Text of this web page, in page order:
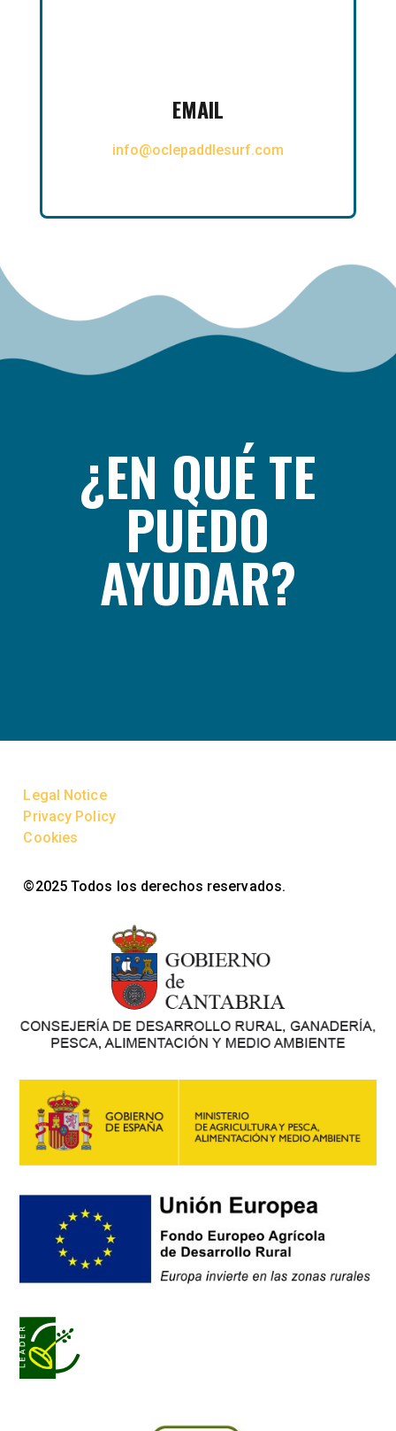
EMAIL
info@oclepaddlesurf.com
¿EN QUÉ TE
PUEDO
AYUDAR?
Legal Notice
Privacy Policy
Cookies
©2025 Todos los derechos reservados.